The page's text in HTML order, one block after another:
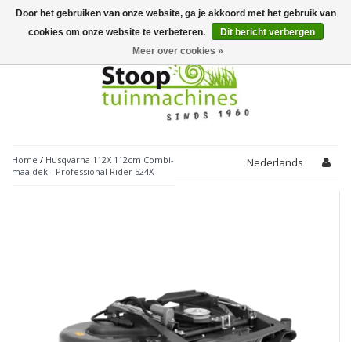
Toggle
navigation
Home / Husqvarna 112X 112cm Combi-
maaidek - Professional Rider 524X
Nederlands
Door het gebruiken van onze website, ga je akkoord met het gebruik van
cookies om onze website te verbeteren.
Dit bericht verbergen
Meer over cookies »